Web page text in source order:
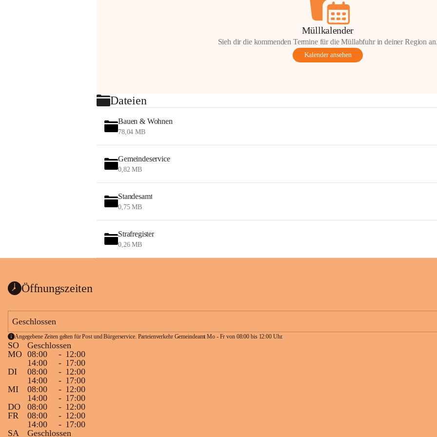
Müllkalender
Sieh dir die kommenden Termine für die Müllabfuhr in deiner Region
Kalender ansehen
Dateien
Bauen & Wohnen
78,04 MB
Gemeindeservice
0,82 MB
Standesamt
0,75 MB
Strafregister
0,26 MB
Öffnungszeiten
Geschlossen
Angegebene Zeiten gelten für Post und Bürgerservice. Parteienverkehr Gemeindeamt Mo - Fr von 08:00 bis 12:00 Uhr.
SO
Geschlossen
MO 08:00 - 12:00
14:00
- 17:00
DI
08:00 - 12:00
14:00
- 17:00
MI
08:00 - 12:00
14:00
- 17:00
DO
08:00 - 12:00
FR
08:00 - 12:00
14:00
- 17:00
SA
Geschlossen